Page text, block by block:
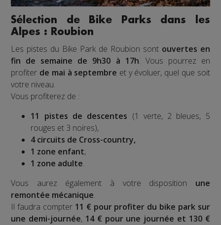
Sélection de Bike Parks dans les
Alpes : Roubion
Les pistes du Bike Park de Roubion sont ouvertes en
fin de semaine de 9h30 à 17h. Vous pourrez en
profiter de mai à septembre et y évoluer, quel que soit
votre niveau.
Vous profiterez de :
11 pistes de descentes (1 verte, 2 bleues, 5
rouges et 3 noires),
4 circuits de Cross-country,
1 zone enfant,
1 zone adulte.
Vous aurez également à votre disposition une
remontée mécanique.
Il faudra compter 11 € pour profiter du bike park sur
une demi-journée, 14 € pour une journée et 130 €